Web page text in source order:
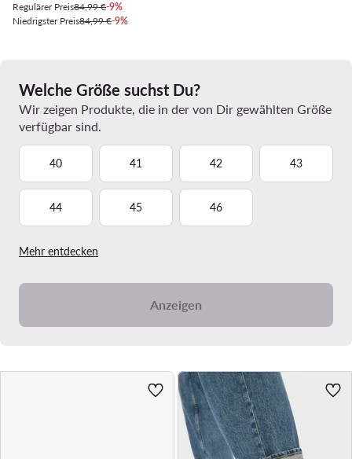
Regulärer Preis84,99 €-9%
Niedrigster Preis84,99 €-9%
Welche Größe suchst Du?
Wir zeigen Produkte, die in der von Dir gewählten Größe
verfügbar sind.
40 41 42 43
44 45 46
Mehr entdecken
Anzeigen